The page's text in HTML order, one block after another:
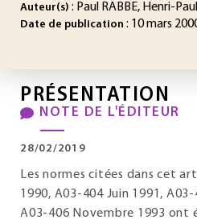
Auteur(s) : Paul RABBE, Henri-
Date de publication : 10 mars
PRÉSENTATION
NOTE DE L'ÉDITEUR
28/02/2019
Les normes citées dans cet
1990, A03-404 Juin 1991,
A03-406 Novembre 1993 ont